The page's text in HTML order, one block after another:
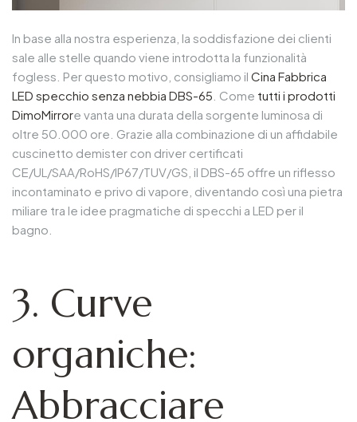
In base alla nostra esperienza, la soddisfazione dei clienti
sale alle stelle quando viene introdotta la funzionalità
fogless. Per questo motivo, consigliamo il Cina Fabbrica
LED specchio senza nebbia DBS-65 . Come tutti i prodotti
DimoMirrore vanta una durata della sorgente luminosa di
oltre 50.000 ore. Grazie alla combinazione di un affidabile
cuscinetto demister con driver certificati
CE/UL/SAA/RoHS/IP67/TUV/GS, il DBS-65 offre un riflesso
incontaminato e privo di vapore, diventando così una pietra
miliare tra le idee pragmatiche di specchi a LED per il
bagno.
3. Curve
organiche:
Abbracciare